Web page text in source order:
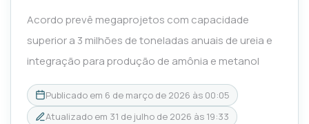
Acordo prevê megaprojetos com capacidade
superior a 3 milhões de toneladas anuais de ureia e
integração para produção de amônia e metanol
Publicado em 6 de março de 2026 às 00:05
Atualizado em 31 de julho de 2026 às 19:33